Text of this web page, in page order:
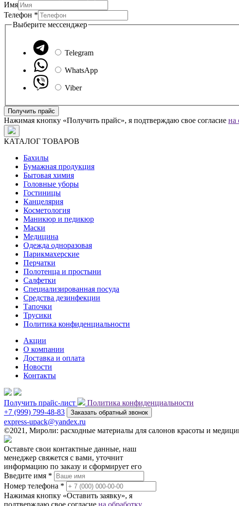
Имя
Телефон *
Телефон
Выберите мессенджер
Telegram
WhatsApp
Viber
Получить прайс
Нажимая кнопку «Получить прайс», я подтверждаю свое согласие на
КАТАЛОГ ТОВАРОВ
Бахилы
Бумажная продукция
Бытовая химия
Головные уборы
Гостиницы
Канцелярия
Косметология
Маникюр и педикюр
Маски
Медицина
Одежда одноразовая
Парикмахерские
Перчатки
Полотенца и простыни
Салфетки
Специализированная посуда
Средства дезинфекции
Тапочки
Трусики
Политика конфиденциальности
Акции
О компании
Доставка и оплата
Новости
Контакты
Получить прайс-лист
Политика конфиденциальности
+7 (999) 799-48-83
Заказать обратный звонок
express-upack@yandex.ru
©2021, Мироли: расходные материалы для салонов красоты и
Оставьте свои контактные данные, наш
менеджер свяжется с вами, уточнит
информацию по заказу и сформирует его
Введите имя *
Номер телефона *
Нажимая кнопку «Оставить заявку», я
подтверждаю свое согласие на обработку